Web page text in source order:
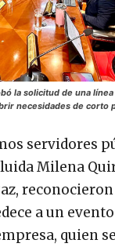
la solicitud de una
necesidades de corto
servidores
Milena
a un
quien